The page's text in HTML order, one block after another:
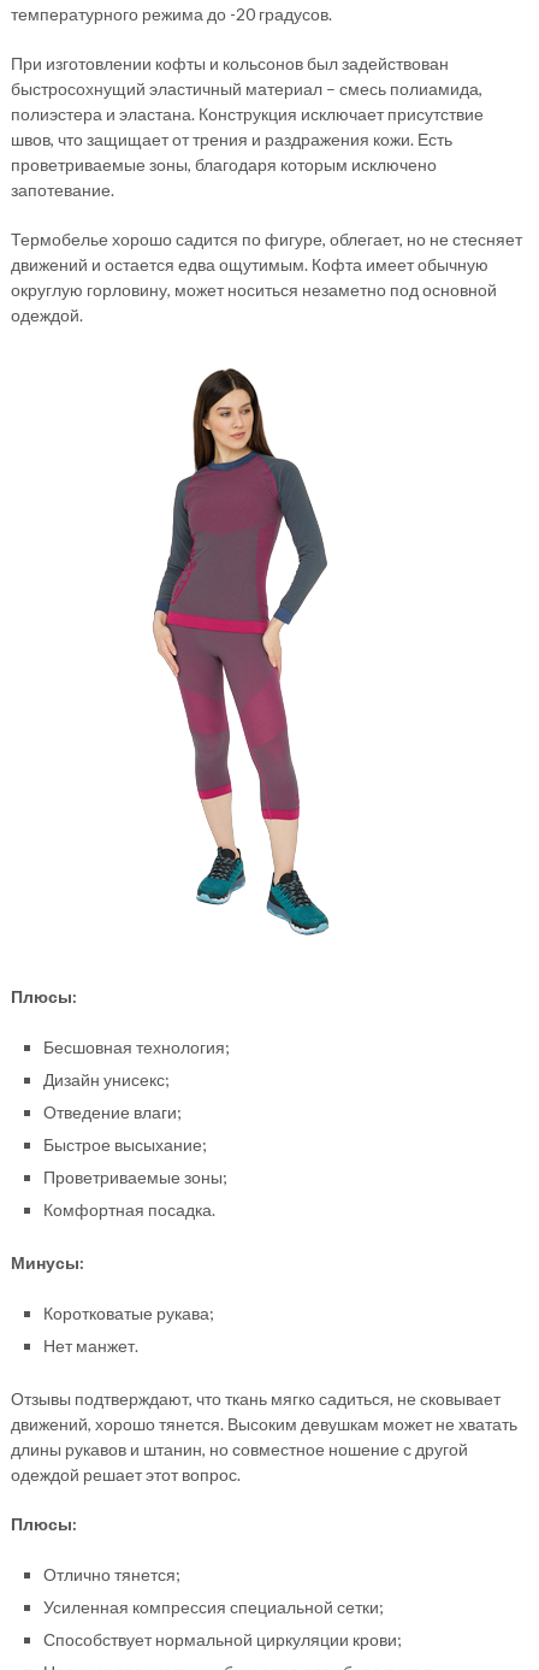
температурного режима до -20 градусов.
При изготовлении кофты и кольсонов был задействован
быстросохнущий эластичный материал – смесь полиамида,
полиэстера и эластана. Конструкция исключает присутствие
швов, что защищает от трения и раздражения кожи. Есть
проветриваемые зоны, благодаря которым исключено
запотевание.
Термобелье хорошо садится по фигуре, облегает, но не стесняет
движений и остается едва ощутимым. Кофта имеет обычную
округлую горловину, может носиться незаметно под основной
одеждой.
Плюсы:
Бесшовная технология;
Дизайн унисекс;
Отведение влаги;
Быстрое высыхание;
Проветриваемые зоны;
Комфортная посадка.
Минусы:
Коротковатые рукава;
Нет манжет.
Отзывы подтверждают, что ткань мягко садиться, не сковывает
движений, хорошо тянется. Высоким девушкам может не хватать
длины рукавов и штанин, но совместное ношение с другой
одеждой решает этот вопрос.
Плюсы:
Отлично тянется;
Усиленная компрессия специальной сетки;
Способствует нормальной циркуляции крови;